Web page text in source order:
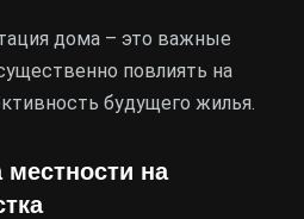
дома – это важные
повлиять на
будущего жилья.
на